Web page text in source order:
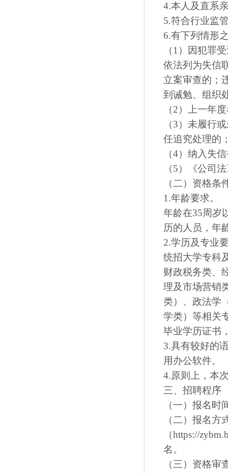
4.本人及直系
5.符合行业监
6.有下列情形
（1）因犯罪
依法列为失信
立案审查的；
到诫勉、组织
（2）上一年
（3）未履行
任追究处理的
（4）纳入失
（5）《公司
（二）资格条
1.年龄要求。
年龄在35周岁
历的人员，年
2.学历及专业
统招大学专科
财政税务类、
理及市场营销
类）、政法学
学类）等相关
毕业学历证书
3.具有较好的
用办公软件。
4.原则上，本
三、招聘程序
（一）报名时
（二）报名
（https://
名。
（三）资格